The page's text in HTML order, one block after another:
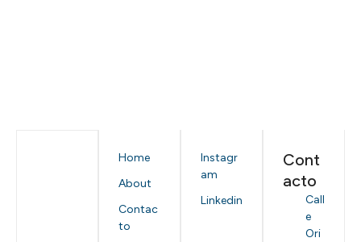
Home
About
Contac
to
Instagr
am
Linkedin
Cont
acto
Call
e
Ori